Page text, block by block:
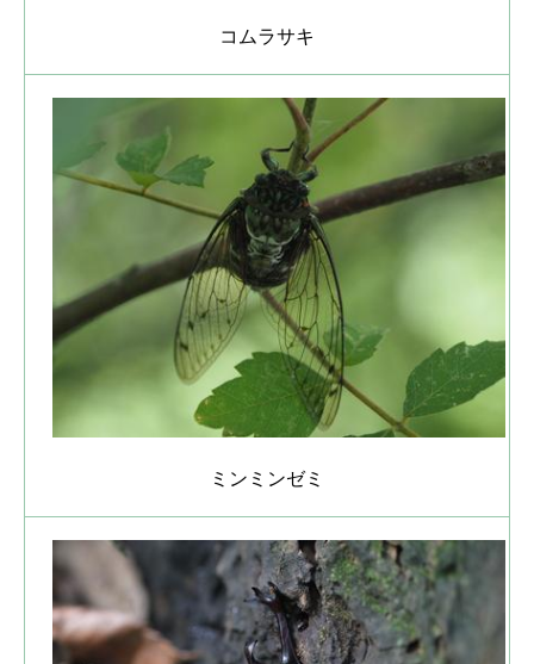
コムラサキ
ミンミンゼミ